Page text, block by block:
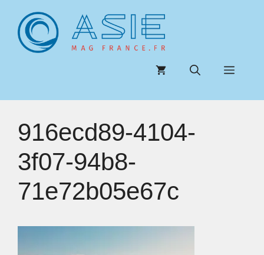
contenu
Menu
916ecd89-4104-
3f07-94b8-
71e72b05e67c